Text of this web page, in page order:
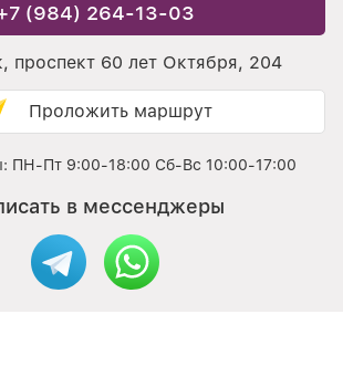
(984) 264-13-03
проспект 60 лет Октября, 204
Проложить маршрут
ПН-Пт 9:00-18:00 Сб-Вс 10:00-17:00
в мессенджеры